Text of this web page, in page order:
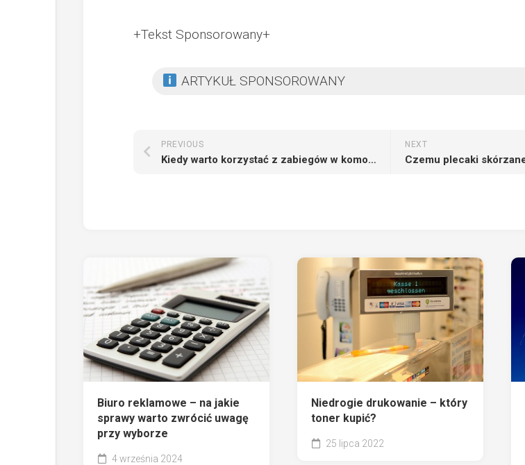
+Tekst Sponsorowany+
ARTYKUŁ SPONSOROWANY
NEXT
PREVIOUS
Kiedy warto korzystać z zabiegów w komorze hiperbarycznej
Biuro reklamowe – na jakie
sprawy warto zwrócić uwagę
przy wyborze
4 września 2024
Niedrogie drukowanie – który
toner kupić?
25 lipca 2022